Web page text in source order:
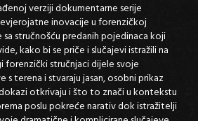
verziji dokumentarne serije
inovacije u forenzičkoj
sa stručnošću predanih pojedinaca koji
kako bi se priče i slučajevi istražili na
forenzički stručnjaci dijele svoje
terena i stvaraju jasan, osobni prikaz
otkrivaju i što to znači u kontekstu
poslu pokreće narativ dok istražitelji